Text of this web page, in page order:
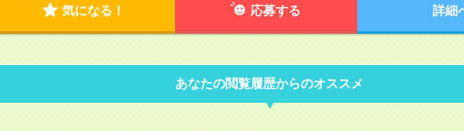
気になる！ 応募する 詳細
あなたの閲覧履歴からのオススメ